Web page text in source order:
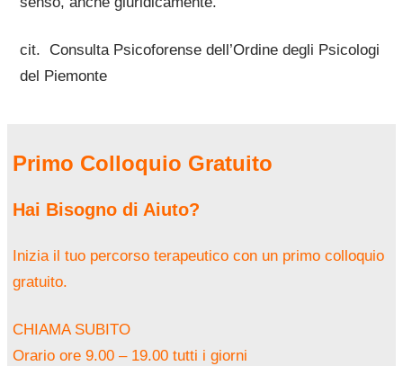
cit. Consulta Psicoforense dell’Ordine degli Psicologi
del Piemonte
Primo Colloquio Gratuito
Hai Bisogno di Aiuto?
Inizia il tuo percorso terapeutico con un primo colloquio
gratuito.
CHIAMA SUBITO
Orario ore 9.00 – 19.00 tutti i giorni